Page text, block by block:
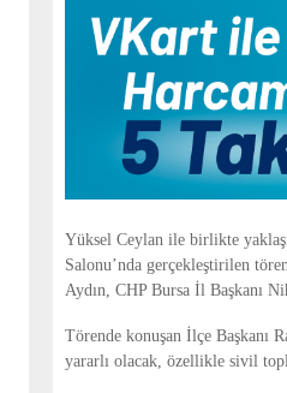
Yüksel Ceylan ile birlikte
Salonu’nda gerçekleştirilen
Aydın, CHP Bursa İl Başkanı
Törende konuşan İlçe Başkanı
yararlı olacak, özellikle sivil